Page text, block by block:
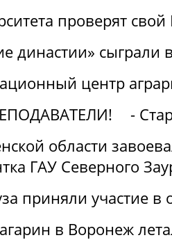
проверят свой
династии»
центр
-
области
ГАУ Северного
приняли участие в
в Воронеж